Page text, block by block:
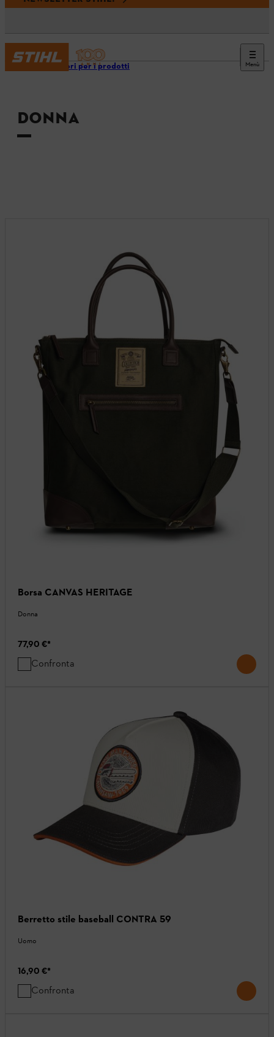
Menù
Accessori per i prodotti
DONNA
Borsa CANVAS HERITAGE
Donna
77,90 €*
Confronta
Berretto stile baseball CONTRA 59
Uomo
16,90 €*
Confronta